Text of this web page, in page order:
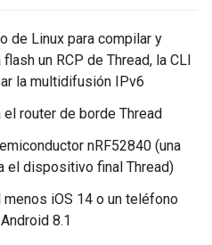
de Linux para compilar y
un RCP de Thread, la CLI
la multidifusión IPv6
el router de borde Thread
nRF52840 (una
el dispositivo final Thread)
iOS 14 o un teléfono
8.1